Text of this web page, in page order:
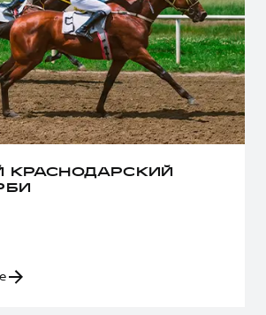
КРАСНОДАРСКИЙ